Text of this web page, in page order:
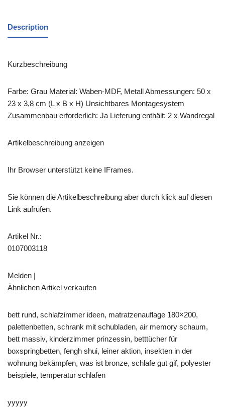
Description
Kurzbeschreibung
Farbe: Grau Material: Waben-MDF, Metall Abmessungen: 50 x
23 x 3,8 cm (L x B x H) Unsichtbares Montagesystem
Zusammenbau erforderlich: Ja Lieferung enthält: 2 x Wandregal
Artikelbeschreibung anzeigen
Ihr Browser unterstützt keine IFrames.
Sie können die Artikelbeschreibung aber durch klick auf diesen
Link aufrufen.
Artikel Nr.:
0107003118
Melden |
Ähnlichen Artikel verkaufen
bett rund, schlafzimmer ideen, matratzenauflage 180×200,
palettenbetten, schrank mit schubladen, air memory schaum,
bett massiv, kinderzimmer prinzessin, betttücher für
boxspringbetten, fengh shui, leiner aktion, insekten in der
wohnung bekämpfen, was ist bronze, schlafe gut gif, polyester
beispiele, temperatur schlafen
yyyyy